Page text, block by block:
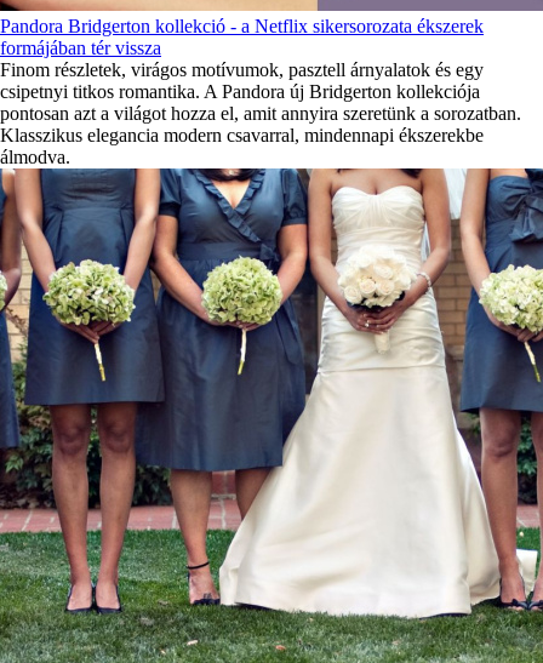
Pandora Bridgerton kollekció - a Netflix sikersorozata ékszerek
formájában tér vissza
Finom részletek, virágos motívumok, pasztell árnyalatok és egy
csipetnyi titkos romantika. A Pandora új Bridgerton kollekciója
pontosan azt a világot hozza el, amit annyira szeretünk a sorozatban.
Klasszikus elegancia modern csavarral, mindennapi ékszerekbe
álmodva.